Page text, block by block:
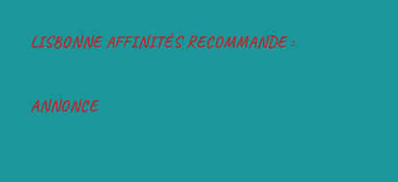
LISBONNE AFFINITÉS RECOMMANDE :
ANNONCE